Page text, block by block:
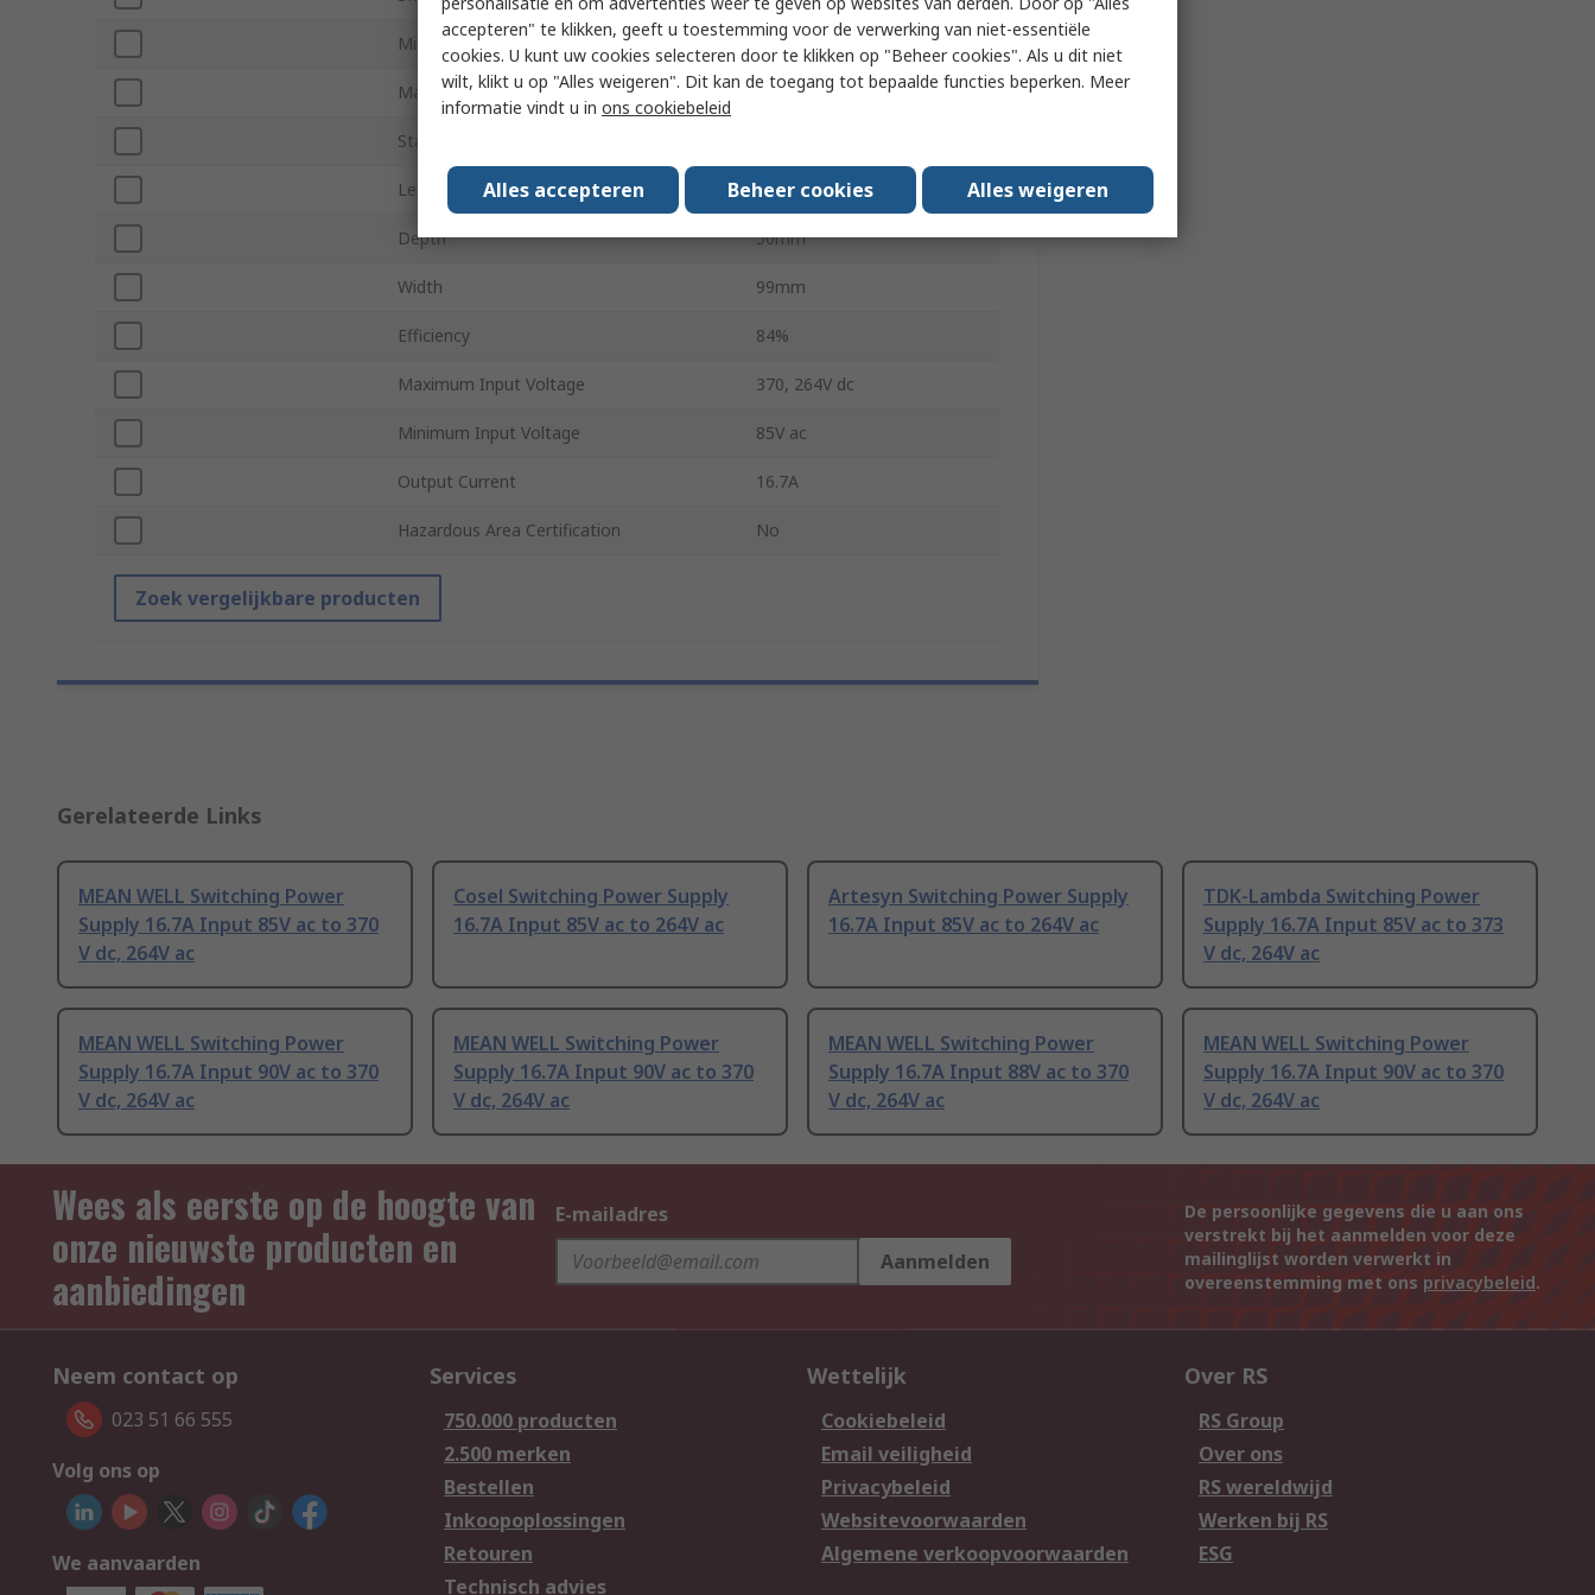
Minimum Operating Temperature -25°C
Maximum Operating Temperature 70°C
Standards/Approvals
Length 199mm
Depth 50mm
Width 99mm
Efficiency 84%
Maximum Input Voltage 370, 264V dc
Minimum Input Voltage 85V ac
Output Current 16.7A
Hazardous Area Certification No
Zoek vergelijkbare producten
Gerelateerde Links
MEAN WELL Switching Power
Supply 16.7A Input 85V ac to 370
V dc, 264V ac
Cosel Switching Power Supply
16.7A Input 85V ac to 264V ac
Artesyn Switching Power Supply
16.7A Input 85V ac to 264V ac
TDK-Lambda Switching Power
Supply 16.7A Input 85V ac to 373
V dc, 264V ac
MEAN WELL Switching Power
Supply 16.7A Input 90V ac to 370
V dc, 264V ac
MEAN WELL Switching Power
Supply 16.7A Input 90V ac to 370
V dc, 264V ac
MEAN WELL Switching Power
Supply 16.7A Input 88V ac to 370
V dc, 264V ac
MEAN WELL Switching Power
Supply 16.7A Input 90V ac to 370
V dc, 264V ac
Wees als eerste op de hoogte van
onze nieuwste producten en
aanbiedingen
E-mailadres
Aanmelden
De persoonlijke gegevens die u aan ons
verstrekt bij het aanmelden voor deze
mailinglijst worden verwerkt in
overeenstemming met ons privacybeleid.
Neem contact op
023 51 66 555
Volg ons op
We aanvaarden
Services
750.000 producten
2.500 merken
Bestellen
Inkoopoplossingen
Retouren
Technisch advies
Wettelijk
Cookiebeleid
Email veiligheid
Privacybeleid
Websitevoorwaarden
Algemene verkoopvoorwaarden
Over RS
RS Group
Over ons
RS wereldwijd
Werken bij RS
ESG
accepteren" te klikken, geeft u toestemming voor de verwerking van niet-essentiële
cookies. U kunt uw cookies selecteren door te klikken op "Beheer cookies". Als u dit niet
wilt, klikt u op "Alles weigeren". Dit kan de toegang tot bepaalde functies beperken. Meer
informatie vindt u in ons cookiebeleid
Alles accepteren Beheer cookies Alles weigeren